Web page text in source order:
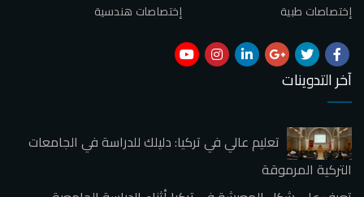
إختصاصات هندسية
إختصاصات طبية
آخر التدوينات
تعليم عالي في تركيا: دليلك للدراسة في الجامعات
التركية المرموقة